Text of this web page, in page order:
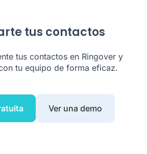
tus contactos
tus contactos en Ringover y
tu equipo de forma eficaz.
Ver una demo